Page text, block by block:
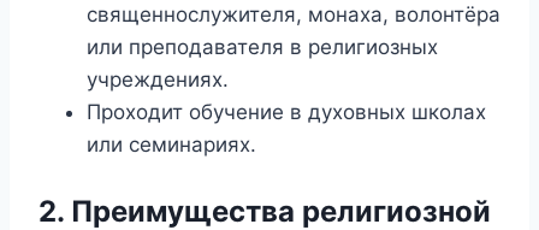
священнослужителя, монаха, волонтёра
или преподавателя в религиозных
учреждениях.
Проходит обучение в духовных школах
или семинариях.
2. Преимущества религиозной